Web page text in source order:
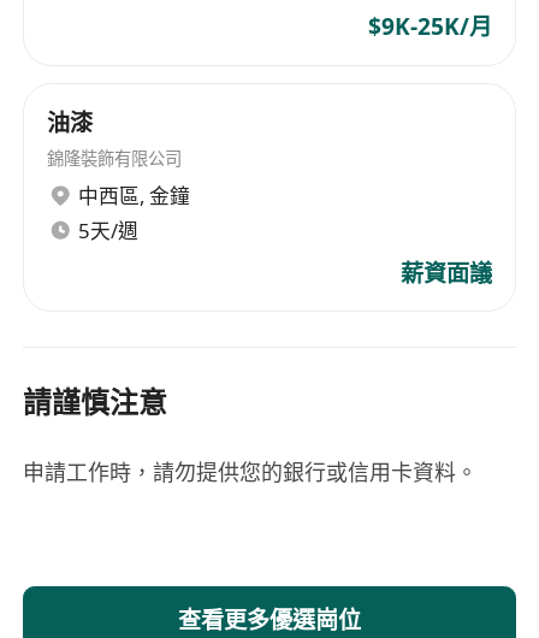
$9K-25K/月
油漆
錦隆裝飾有限公司
中西區, 金鐘
5天/週
薪資面議
請謹慎注意
申請工作時，請勿提供您的銀行或信用卡資料。
查看更多優選崗位